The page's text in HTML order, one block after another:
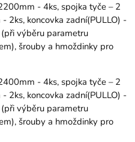
- 4ks, spojka tyče – 2
2ks, koncovka zadní(PULLO) -
výběru parametru
šrouby a hmoždinky pro
- 4ks, spojka tyče – 2
2ks, koncovka zadní(PULLO) -
výběru parametru
šrouby a hmoždinky pro